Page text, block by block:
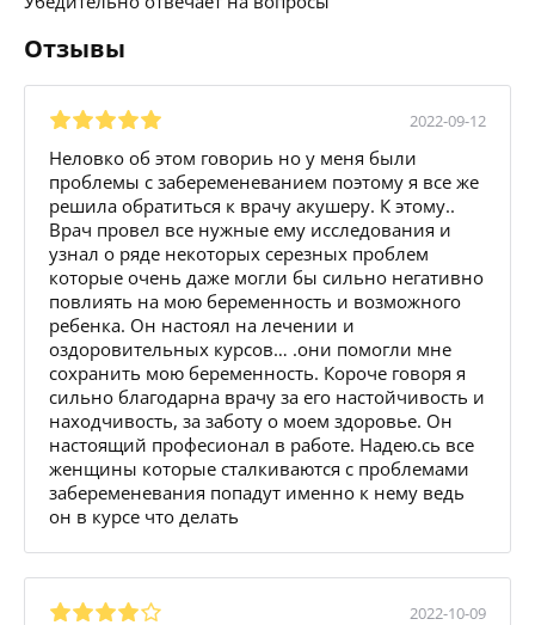
Отзывы
2022-09-12
Неловко об этом говориь но у меня были
проблемы с забеременеванием поэтому я все же
решила обратиться к врачу акушеру. К этому..
Врач провел все нужные ему исследования и
узнал о ряде некоторых серезных проблем
которые очень даже могли бы сильно негативно
повлиять на мою беременность и возможного
ребенка. Он настоял на лечении и
оздоровительных курсов… .они помогли мне
сохранить мою беременность. Короче говоря я
сильно благодарна врачу за его настойчивость и
находчивость, за заботу о моем здоровье. Он
настоящий професионал в работе. Надею.сь все
женщины которые сталкиваются с проблемами
забеременевания попадут именно к нему ведь
он в курсе что делать
2022-10-09